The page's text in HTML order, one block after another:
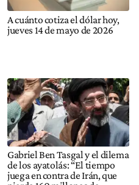
A cuánto cotiza el dólar hoy,
jueves 14 de mayo de 2026
Gabriel Ben Tasgal y el dilema
de los ayatolás: “El tiempo
juega en contra de Irán, que